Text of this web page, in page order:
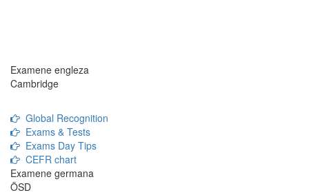
Examene engleza
Cambridge
Global Recognition
Exams & Tests
Exams Day Tips
CEFR chart
Examene germana
ÖSD